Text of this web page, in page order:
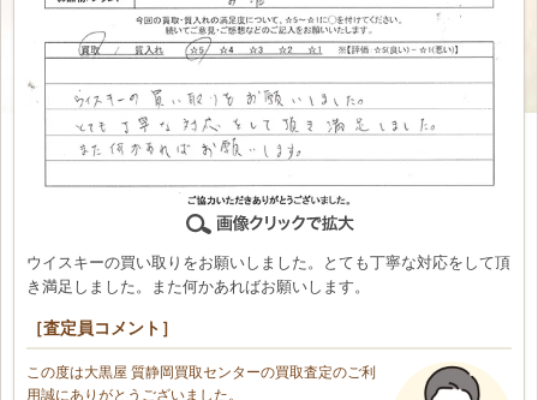
ウイスキーの買い取りをお願いしました。とても丁寧な対応をして頂
き満足しました。また何かあればお願いします。
［査定員コメント］
この度は大黒屋 質静岡買取センターの買取査定のご利
用誠にありがとうございました。